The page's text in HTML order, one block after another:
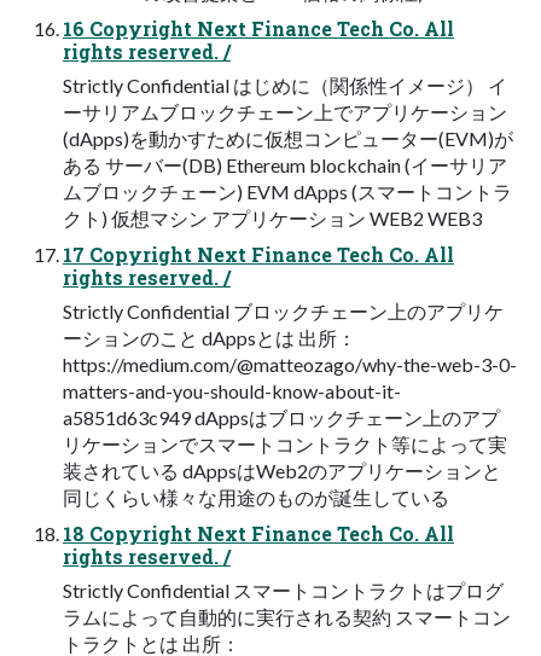
16 Copyright Next Finance Tech Co. All
rights reserved. /
Strictly Confidential はじめに（関係性イメージ） イ
ーサリアムブロックチェーン上でアプリケーション
(dApps)を動かすために仮想コンピューター(EVM)が
ある サーバー(DB) Ethereum blockchain (イーサリア
ムブロックチェーン) EVM dApps (スマートコントラ
クト) 仮想マシン アプリケーション WEB2 WEB3
17 Copyright Next Finance Tech Co. All
rights reserved. /
Strictly Confidential ブロックチェーン上のアプリケ
ーションのこと dAppsとは 出所：
https://medium.com/@matteozago/why-the-web-3-0-
matters-and-you-should-know-about-it-
a5851d63c949 dAppsはブロックチェーン上のアプ
リケーションでスマートコントラクト等によって実
装されている dAppsはWeb2のアプリケーションと
同じくらい様々な用途のものが誕生している
18 Copyright Next Finance Tech Co. All
rights reserved. /
Strictly Confidential スマートコントラクトはプログ
ラムによって自動的に実行される契約 スマートコン
トラクトとは 出所：